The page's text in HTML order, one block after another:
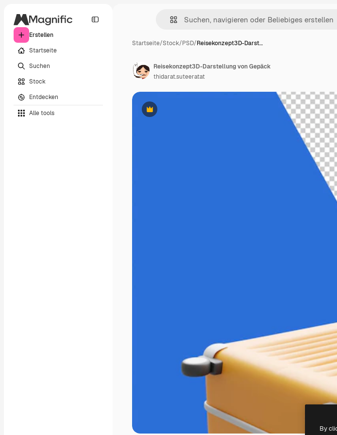
Erstellen
Startseite
Suchen
Stock
Entdecken
Alle tools
Startseite/Stock/PSD/Reisekonzept3D-Darst…
Premium
Reisekonzept3D-Darstellung von Gepäck
thidarat.suteeratat
By